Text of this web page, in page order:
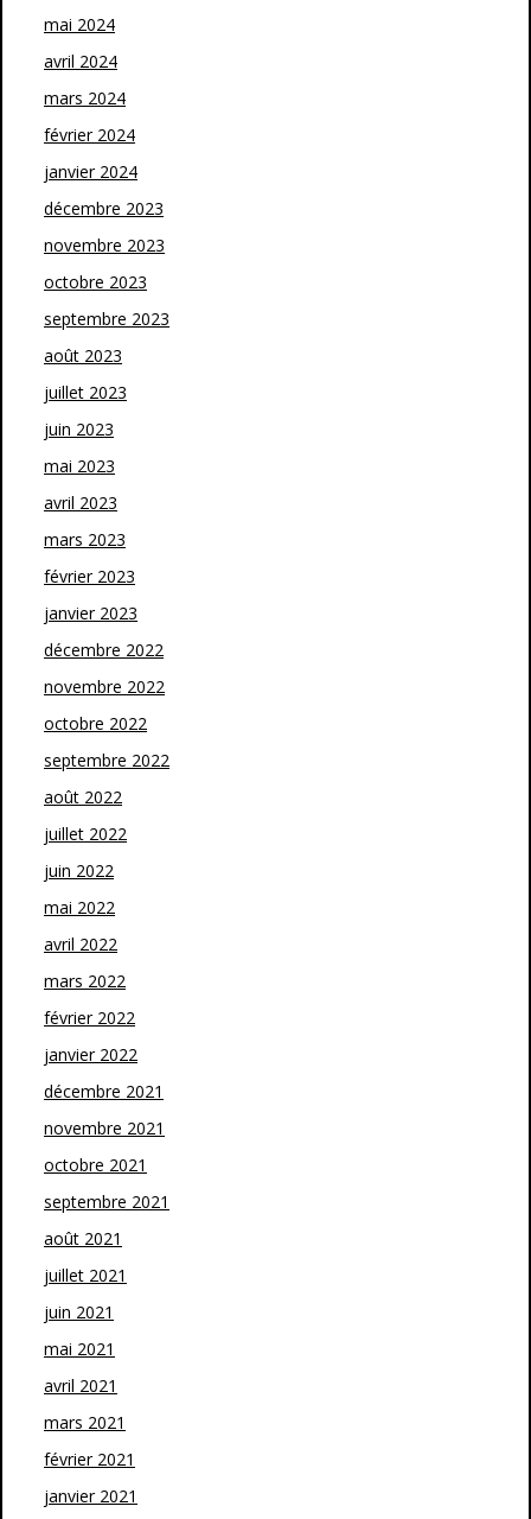
mai 2024
avril 2024
mars 2024
février 2024
janvier 2024
décembre 2023
novembre 2023
octobre 2023
septembre 2023
août 2023
juillet 2023
juin 2023
mai 2023
avril 2023
mars 2023
février 2023
janvier 2023
décembre 2022
novembre 2022
octobre 2022
septembre 2022
août 2022
juillet 2022
juin 2022
mai 2022
avril 2022
mars 2022
février 2022
janvier 2022
décembre 2021
novembre 2021
octobre 2021
septembre 2021
août 2021
juillet 2021
juin 2021
mai 2021
avril 2021
mars 2021
février 2021
janvier 2021